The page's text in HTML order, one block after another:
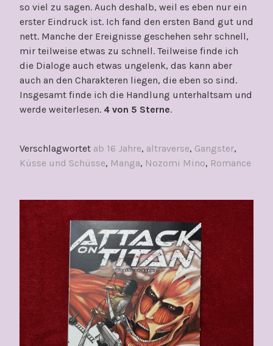
so viel zu sagen. Auch deshalb, weil es eben nur ein
erster Eindruck ist. Ich fand den ersten Band gut und
nett. Manche der Ereignisse geschehen sehr schnell,
mir teilweise etwas zu schnell. Teilweise finde ich
die Dialoge auch etwas ungelenk, das kann aber
auch an den Charakteren liegen, die eben so sind.
Insgesamt finde ich die Handlung unterhaltsam und
werde weiterlesen. 4 von 5 Sterne.
Verschlagwortet ab 16 Jahre, altraverse, Gangster,
Küsse und Schüsse, Manga, Nozomi Mino, Romance